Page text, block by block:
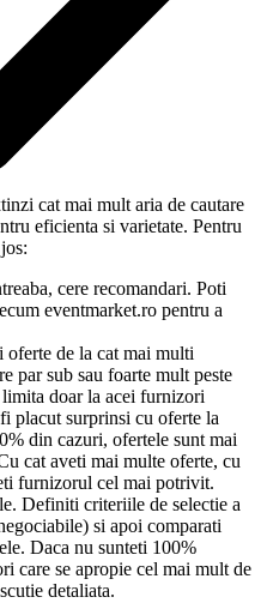
cat mai mult aria de cautare
eficienta si varietate. Pentru
cere recomandari. Poti
eventmarket.ro pentru a
de la cat mai multi
par sub sau foarte mult peste
doar la acei furnizori
placut surprinsi cu oferte la
din cazuri, ofertele sunt mai
cat aveti mai multe oferte, cu
furnizorul cel mai potrivit.
Definiti criteriile de selectie a
si apoi comparati
Daca nu sunteti 100%
care se apropie cel mai mult de
detaliata.